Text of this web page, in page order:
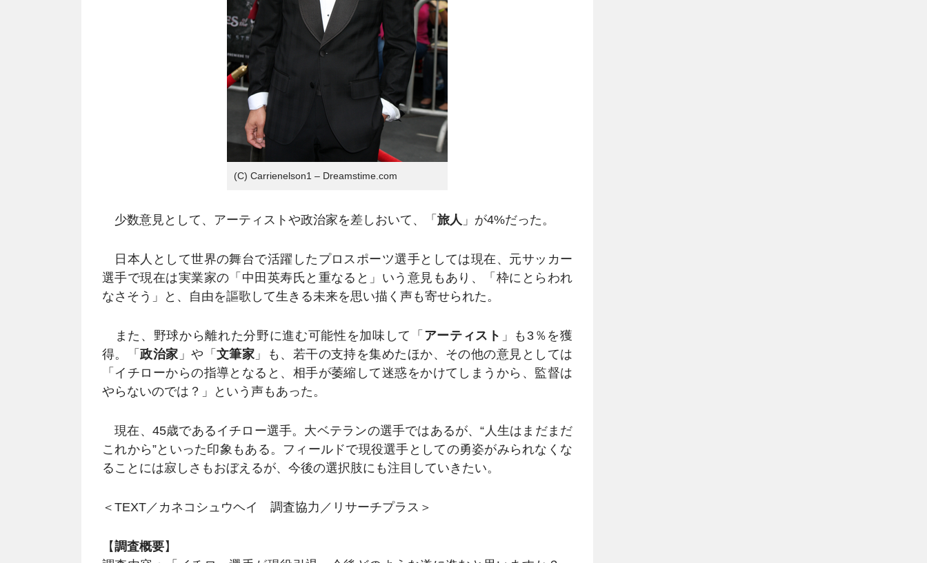
(C) Carrienelson1 – Dreamstime.com
少数意見として、アーティストや政治家を差しおいて、「 旅人 」が4%だった。
日本人として世界の舞台で活躍したプロスポーツ選手としては現在、元サッカー
選手で現在は実業家の「中田英寿氏と重なると」いう意見もあり、「枠にとらわれ
なさそう」と、自由を謳歌して生きる未来を思い描く声も寄せられた。
また、野球から離れた分野に進む可能性を加味して「 アーティスト 」も3％を獲
得。「政治家 」や「文筆家 」も、若干の支持を集めたほか、その他の意見としては
「イチローからの指導となると、相手が萎縮して迷惑をかけてしまうから、監督は
やらないのでは？」という声もあった。
現在、45歳であるイチロー選手。大ベテランの選手ではあるが、“人生はまだまだ
これから”といった印象もある。フィールドで現役選手としての勇姿がみられなくな
ることには寂しさもおぼえるが、今後の選択肢にも注目していきたい。
＜TEXT／カネコシュウヘイ 調査協力／リサーチプラス＞
【調査概要】